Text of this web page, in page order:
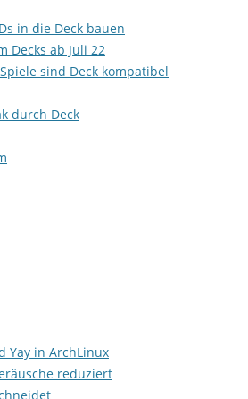
in die Deck bauen
Decks ab Juli 22
sind Deck kompatibel
durch Deck
Yay in ArchLinux
reduziert